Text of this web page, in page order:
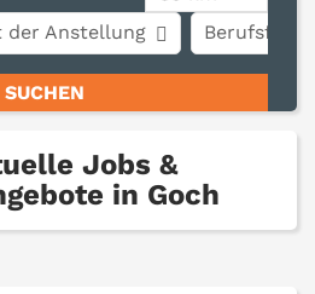
der Anstellung Berufsfeld
Jobs &
in Goch